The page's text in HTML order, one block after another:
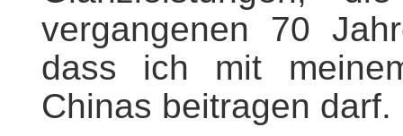
vergangenen 70
dass ich mit
Chinas beitragen darf.